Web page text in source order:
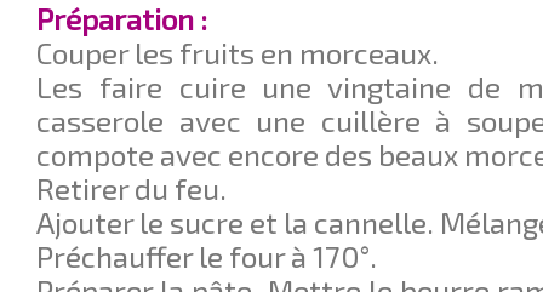
Préparation :
Couper les fruits en morceaux.
Les faire cuire une vingtaine de
casserole avec une cuillère à
compote avec encore des beaux
Retirer du feu.
Ajouter le sucre et la cannelle.
Préchauffer le four à 170°.